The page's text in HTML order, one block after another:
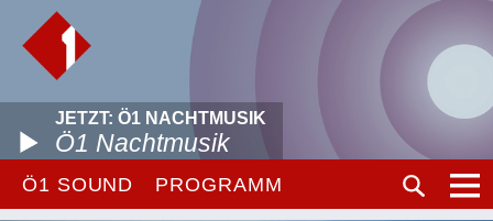
JETZT: Ö1 NACHTMUSIK
Ö1 Nachtmusik
Ö1 SOUND PROGRAMM